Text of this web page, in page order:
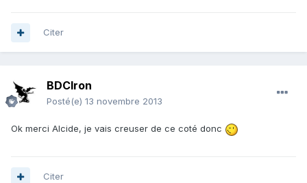
Citer
BDCIron
Posté(e) 13 novembre 2013
Ok merci Alcide, je vais creuser de ce coté donc
Citer